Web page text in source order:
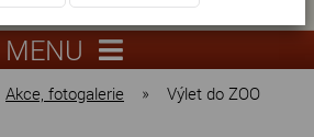
551
lysa.cz
MENU
Akce, fotogalerie »
Výlet do ZOO